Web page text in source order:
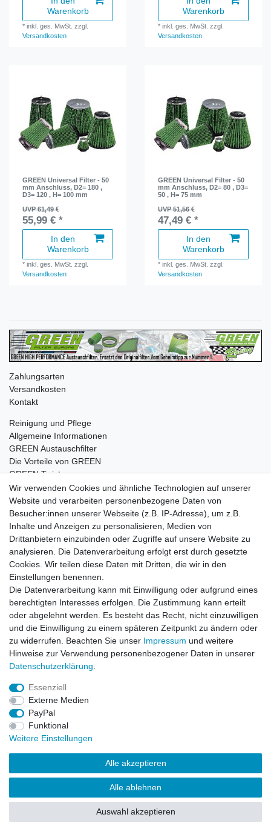
Warenkorb
*inkl. ges. MwSt. zzgl.
Versandkosten
Warenkorb
*inkl. ges. MwSt. zzgl.
Versandkosten
GREEN Universal Filter - 50
mm Anschluss, D2= 180 ,
D3= 120 , H= 100 mm
UVP 61,49 €
55,99 € *
In den
Warenkorb
*inkl. ges. MwSt. zzgl.
Versandkosten
GREEN Universal Filter - 50
mm Anschluss, D2= 80 , D3=
50 , H= 75 mm
UVP 51,56 €
47,49 € *
In den
Warenkorb
*inkl. ges. MwSt. zzgl.
Versandkosten
Zahlungsarten
Versandkosten
Kontakt
Reinigung und Pflege
Allgemeine Informationen
GREEN Austauschfilter
Die Vorteile von GREEN
GREEN Twister
Impressum Daten­schutz­erklärung AGB
Barrierefreiheitserklärung Widerrufs­recht
Vertrag widerrufen Kontakt
© Copyright 2026 | Alle Rechte vorbehalten.
Wir verwenden Cookies und ähnliche Technologien auf unserer
Website und verarbeiten personenbezogene Daten von
Besucher:innen unserer Webseite (z.B. IP-Adresse), um z.B.
Inhalte und Anzeigen zu personalisieren, Medien von
Drittanbietern einzubinden oder Zugriffe auf unsere Website zu
analysieren. Die Datenverarbeitung erfolgt erst durch gesetzte
Cookies. Wir teilen diese Daten mit Dritten, die wir in den
Einstellungen benennen.
Die Datenverarbeitung kann mit Einwilligung oder aufgrund eines
berechtigten Interesses erfolgen. Die Zustimmung kann erteilt
oder abgelehnt werden. Es besteht das Recht, nicht einzuwilligen
und die Einwilligung zu einem späteren Zeitpunkt zu ändern oder
zu widerrufen. Beachten Sie unser Impressum und weitere
Hinweise zur Verwendung personenbezogener Daten in unserer
Daten­schutz­erklärung
Essenziell
Externe Medien
PayPal
Funktional
Weitere Einstellungen
Alle akzeptieren
Alle ablehnen
Auswahl akzeptieren